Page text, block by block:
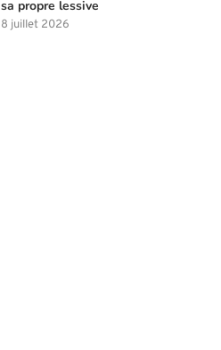
sa propre lessive
8 juillet 2026